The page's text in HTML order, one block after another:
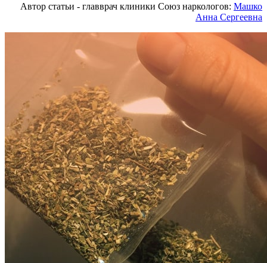
Автор статьи - главврач клиники Союз наркологов: Машко
Анна Сергеевна